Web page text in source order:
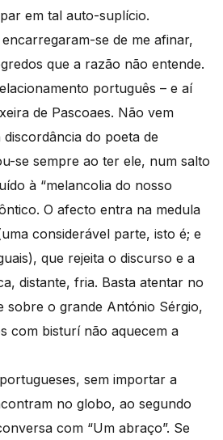
em tal auto-suplício.
se de me afinar,
que a razão não entende.
português – e aí
de Pascoaes. Não vem
do poeta de
se sempre ao ter ele, num salto
à “melancolia do nosso
O afecto entra na medula
considerável parte, isto é; e
que rejeita o discurso e a
distante, fria. Basta atentar no
sobre o grande António Sérgio,
com bisturí não aquecem a
sem importar a
no globo, ao segundo
com “Um abraço”. Se